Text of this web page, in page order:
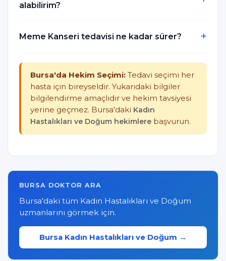
alabilirim?
Meme Kanseri tedavisi ne kadar sürer?
Bursa'da Hekim Seçimi: Tedavi seçimi her
hasta için bireyseldir. Yukarıdaki bilgiler
bilgilendirme amaçlıdır ve hekim tavsiyesi
yerine geçmez. Bursa'daki Kadın
Hastalıkları ve Doğum hekimlere başvurun.
BURSA DOKTOR ARA
Bursa'daki tüm Kadın Hastalıkları ve Doğum
uzmanlarını görmek için.
Bursa Kadın Hastalıkları ve Doğum →